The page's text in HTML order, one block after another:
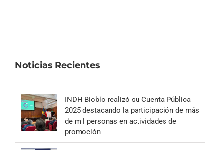
Noticias Recientes
INDH Biobío realizó su Cuenta Pública
2025 destacando la participación de más
de mil personas en actividades de
promoción